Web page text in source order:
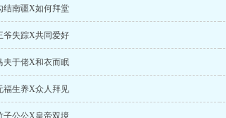
结南疆X如何拜堂
爷失踪X共同爱好
夫于佬X和衣而眠
福生养X众人拜见
子公公X皇帝双境